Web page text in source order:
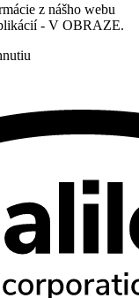
z nášho webu
- V OBRAZE.